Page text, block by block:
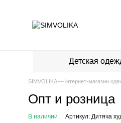
Детская
SIMVOLIKA — інтернет-магазин
Опт и розница
В наличии Артикул: Дитяча